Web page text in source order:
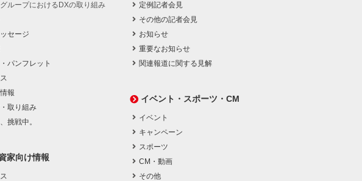
ループにおけるDXの取り組み
セージ
パンフレット
報
取り組み
挑戦中。
家向け情報
定例記者会見
その他の記者会見
お知らせ
重要なお知らせ
関連報道に関する見解
イベント・スポーツ・CM
イベント
キャンペーン
スポーツ
CM・動画
その他